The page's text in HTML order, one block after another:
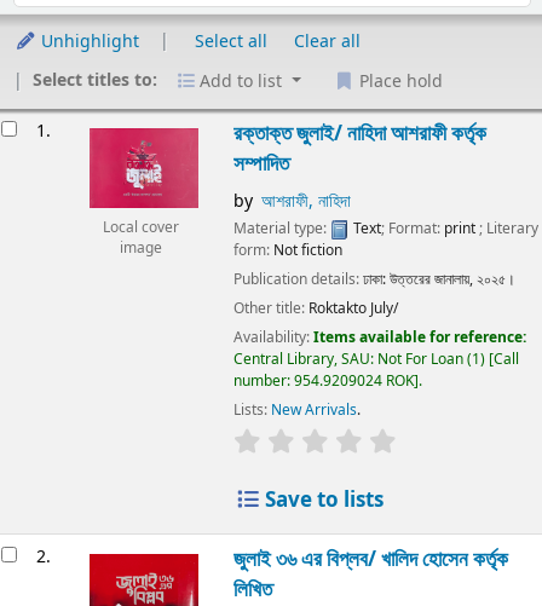
Unhighlight Select all
Clear all
Select titles to:
Add to list Place hold
1.
Local cover
image
রক্তাক্ত জুলাই/নাহিদা আশরাফী কর্তৃক
সম্পাদিত
by আশরাফী, নাহিদা
Material type: Text; Format: print; Literary
form: Not fiction
Publication details:ঢাকা:উত্তরের জানালায়,২০২৫।
Other title: Roktakto July/
Availability:Items available for reference:
Central Library, SAU: Not For Loan(1) Call
number:954.9209024 ROK .
Lists: New Arrivals.
Save to lists
2. জুলাই ৩৬ এর বিপ্লব/খালিদ হোসেন কর্তৃক
লিখিত